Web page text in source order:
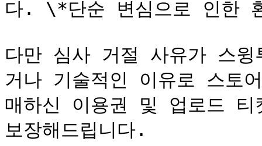
다. \*단순 변심으로 인한
다만 심사 거절 사유가 스윙
거나 기술적인 이유로 스토
매하신 이용권 및 업로드
보장해드립니다.